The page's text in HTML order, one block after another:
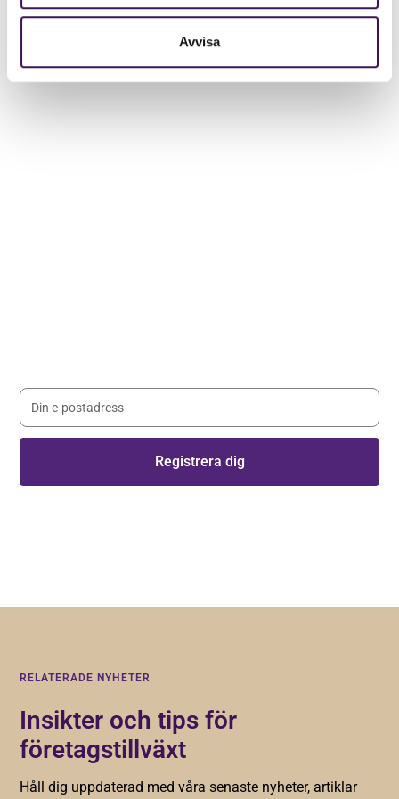
Avvisa
Dela gärna inlägget
RELATERADE NYHETER
Insikter och tips för
företagstillväxt
Håll dig uppdaterad med våra senaste nyheter, artiklar